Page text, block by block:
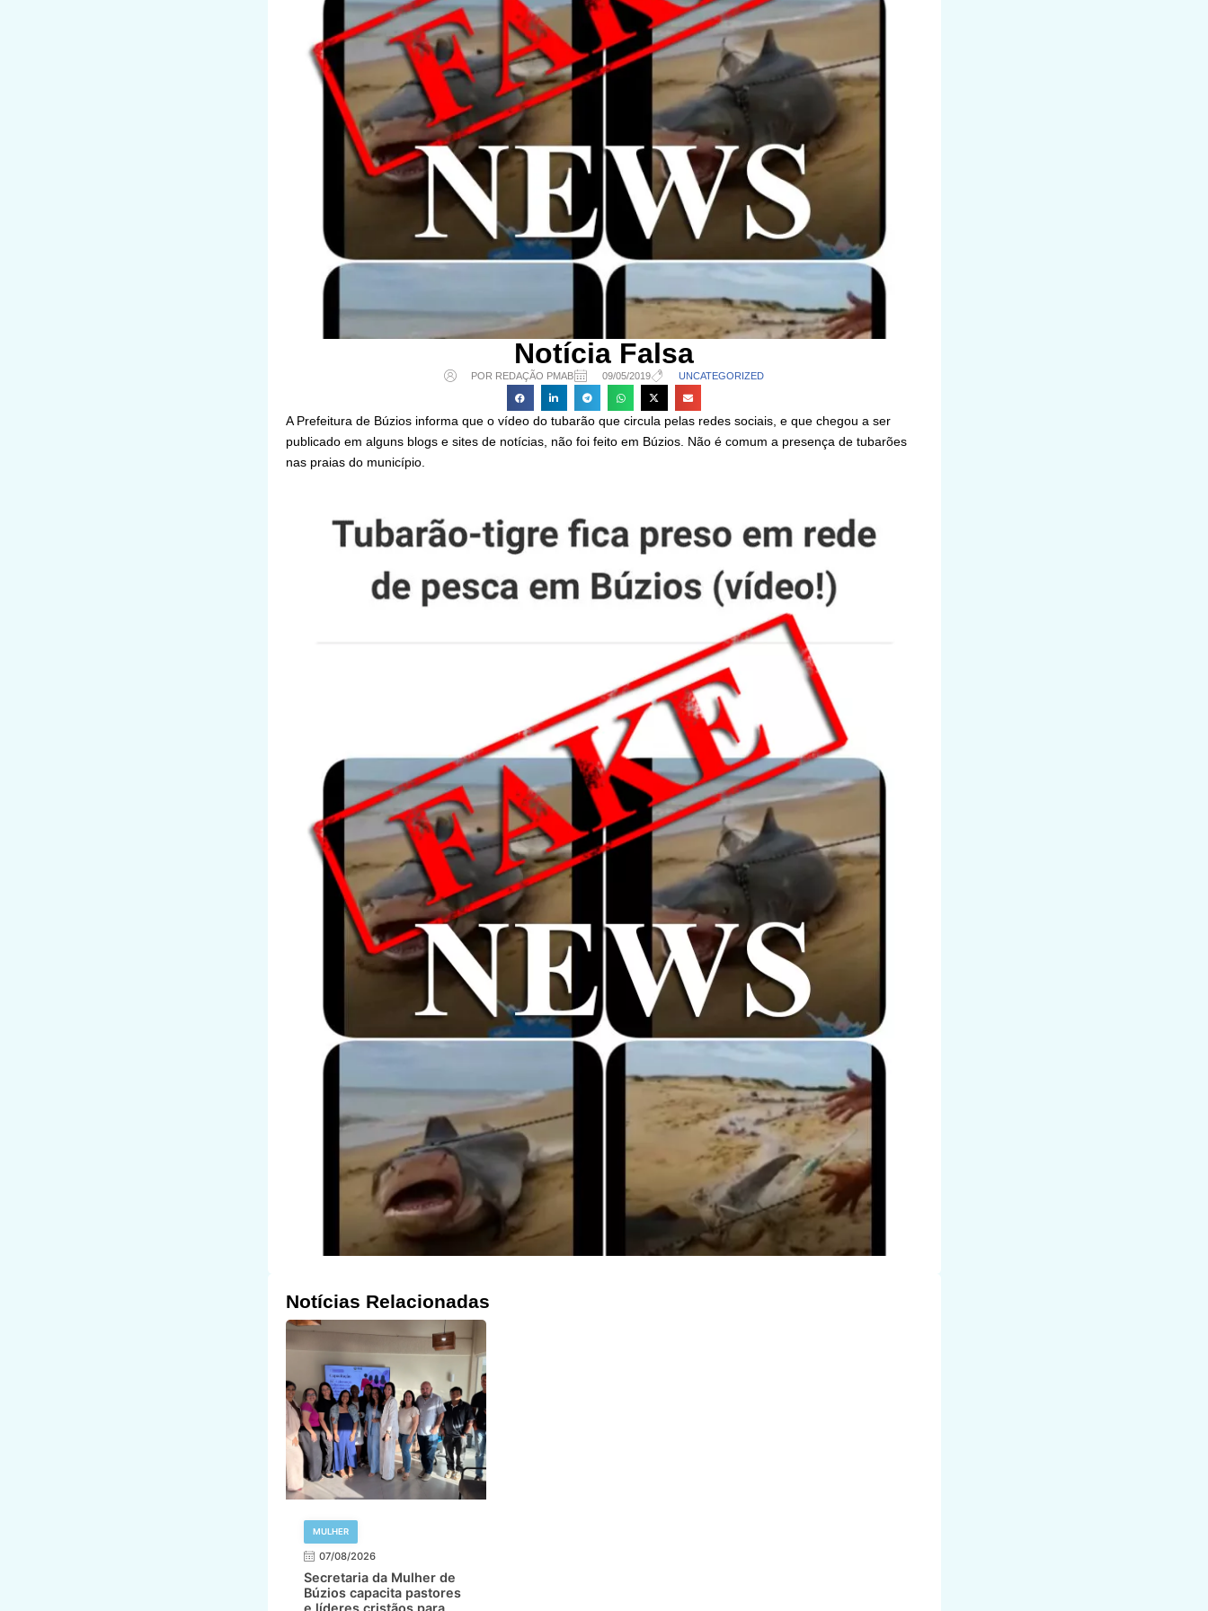
Notícia Falsa
POR REDAÇÃO PMAB 09/05/2019 UNCATEGORIZED
A Prefeitura de Búzios informa que o vídeo do tubarão que circula pelas redes sociais, e que chegou a ser
publicado em alguns blogs e sites de notícias, não foi feito em Búzios. Não é comum a presença de tubarões
nas praias do município.
Notícias Relacionadas
MULHER
07/08/2026
Secretaria da Mulher de
Búzios capacita pastores
e líderes cristãos para